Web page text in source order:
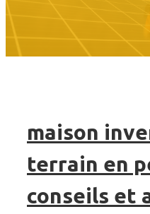
maison
terrain en
conseils et